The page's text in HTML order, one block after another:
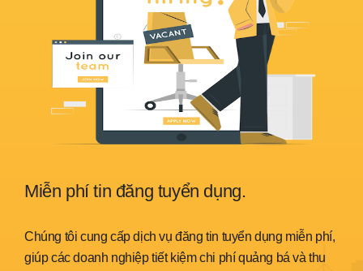
Miễn phí tin đăng tuyển dụng.
Chúng tôi cung cấp dịch vụ đăng tin tuyển dụng miễn phí,
giúp các doanh nghiệp tiết kiệm chi phí quảng bá và thu